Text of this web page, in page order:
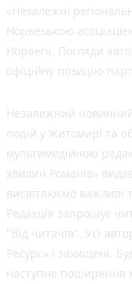
«Незалежні
Норвезькою
Норвегії. Погляди
офіційну позицію
Незалежний
подій у Житомирі та
мультимедійною
хвилин Романів»
висвітлюємо важливі
Редакція запрошує
"Від читачів". Усі
Ресурс» і захищені.
наступне поширення